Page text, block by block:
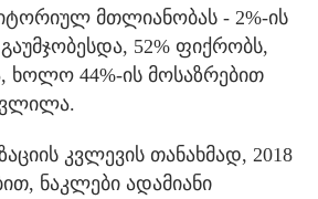
მთლიანობას - 2%-ის
52% ფიქრობს,
ხოლო 44%-ის მოსაზრებით
კვლევის თანახმად, 2018
ნაკლები ადამიანი